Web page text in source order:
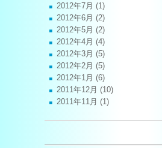
2012年7月 (1)
2012年6月 (2)
2012年5月 (2)
2012年4月 (4)
2012年3月 (5)
2012年2月 (5)
2012年1月 (6)
2011年12月 (10)
2011年11月 (1)